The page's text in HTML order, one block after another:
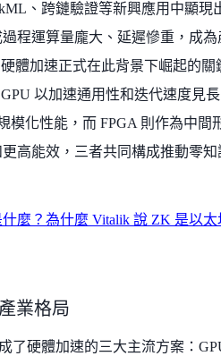
、跨鏈驗證等新興應用中顯現
程運算量龐大、延遲慘重，成為
體加速正式在此背景下崛起的關
以加速通用性和迭代速度見
模化性能，而 FPGA 則作為中間
高能效，三者共同構成推動零知
麼？為什麼 Vitalik 說 ZK 是以太
業格局
了硬體加速的三大主流方案：